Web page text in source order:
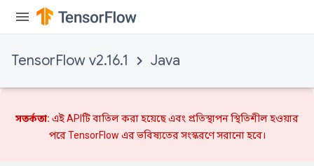
TensorFlow v2.16.1 Java
সতর্কতা: এই APIটি বাতিল করা হয়েছে এবং প্রতিস্থাপনস্থিতিশীল হওয়ার
পরে TensorFlow এর ভবিষ্যতের সংস্করণে সরানো হবে।